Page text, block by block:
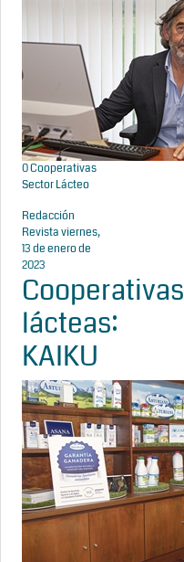
0Cooperativas
Sector Lácteo
Redacción
Revistaviernes,
13 de enero de
2023
Cooperativas
lácteas:
KAIKU